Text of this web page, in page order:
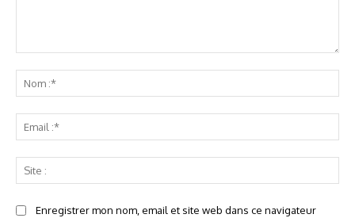
:*
:*
:
Enregistrer mon nom, email et site web dans ce navigateur